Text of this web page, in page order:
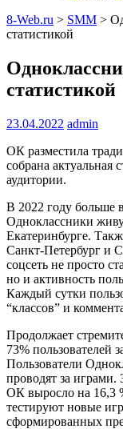
8-Web.ru > SMM >
статистикой
статистикой
23.04.2022 admin
ОК разместила
собрана актуальная
аудитории.
В 2022 году больше
Одноклассники
Екатеринбурге.
Санкт-Петербург и
соцсеть не просто
но и активность
Каждый сутки
“классов” и
Продолжает
73% пользователей
Пользователи
проводят за играми.
ОК выросло на 16,3
тестируют новые
сформированных